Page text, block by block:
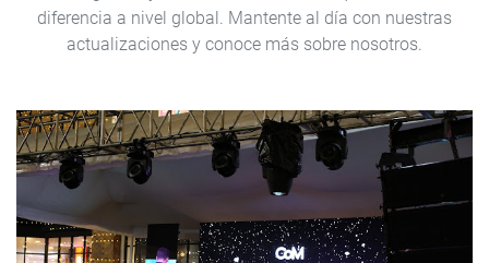
diferencia a nivel global. Mantente al día con nuestras
actualizaciones y conoce más sobre nosotros.